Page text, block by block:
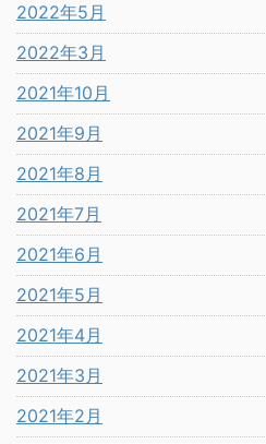
2022年5月
2022年3月
2021年10月
2021年9月
2021年8月
2021年7月
2021年6月
2021年5月
2021年4月
2021年3月
2021年2月